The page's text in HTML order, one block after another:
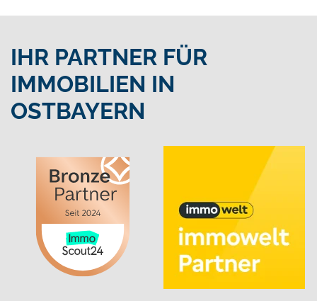
IHR PARTNER FÜR
IMMOBILIEN IN
OSTBAYERN